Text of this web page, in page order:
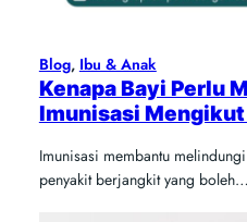
Blog, Ibu & Anak
Kenapa Bayi Perlu
Imunisasi Mengikut
Imunisasi membantu
penyakit berjangkit yang boleh…